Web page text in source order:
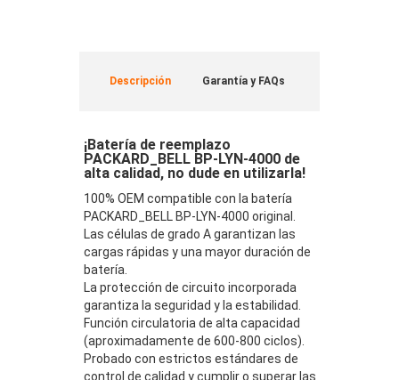
Descripción Garantía y FAQs
¡Batería de reemplazo
PACKARD_BELL BP-LYN-4000 de
alta calidad, no dude en utilizarla!
100% OEM compatible con la batería
PACKARD_BELL BP-LYN-4000 original.
Las células de grado A garantizan las
cargas rápidas y una mayor duración de
batería.
La protección de circuito incorporada
garantiza la seguridad y la estabilidad.
Función circulatoria de alta capacidad
(aproximadamente de 600-800 ciclos).
Probado con estrictos estándares de
control de calidad y cumplir o superar las